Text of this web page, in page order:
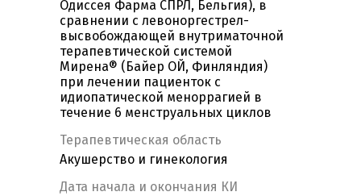
Одиссея Фарма СПРЛ, Бельгия), в
сравнении с левоноргестрел-
высвобождающей внутриматочной
терапевтической системой
Мирена® (Байер ОЙ, Финляндия)
при лечении пациенток с
идиопатической меноррагией в
течение 6 менструальных циклов
Терапевтическая область
Акушерство и гинекология
Дата начала и окончания КИ